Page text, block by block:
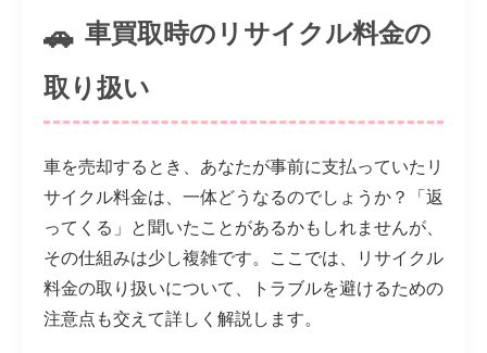
車買取時のリサイクル料金の
取り扱い
車を売却するとき、あなたが事前に支払っていたリ
サイクル料金は、一体どうなるのでしょうか？「返
ってくる」と聞いたことがあるかもしれませんが、
その仕組みは少し複雑です。ここでは、リサイクル
料金の取り扱いについて、トラブルを避けるための
注意点も交えて詳しく解説します。